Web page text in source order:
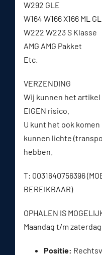
W292 GLE
W164 W166 X166 ML GL
W222 W223 S Klasse
AMG AMG Pakket
Etc.
VERZENDING
Wij kunnen het
EIGEN risico.
U kunt het ook
kunnen lichte
hebben.
T: 0031640756396
BEREIKBAAR)
OPHALEN IS
Maandag t/m
Positie: